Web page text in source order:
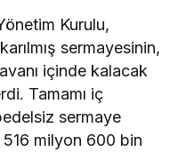
Kurulu,
sermayesinin,
içinde kalacak
Tamamı iç
sermaye
516 milyon 600 bin